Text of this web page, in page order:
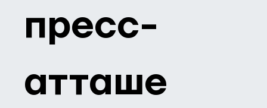
пресс-
атташе